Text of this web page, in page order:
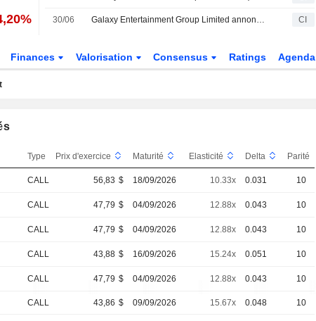
30/06 Galaxy Entertainment Group Limited annonce un changement de secrétaire général à compter du 1er juillet 2026 CI
Finances Valorisation Consensus Ratings Agenda
Type Prix d'exercice Maturité Elasticité Delta Parité
CALL 56,83 $ 18/09/2026 10.33x 0.031 10
CALL 47,79 $ 04/09/2026 12.88x 0.043 10
CALL 47,79 $ 04/09/2026 12.88x 0.043 10
CALL 43,88 $ 16/09/2026 15.24x 0.051 10
CALL 47,79 $ 04/09/2026 12.88x 0.043 10
CALL 43,86 $ 09/09/2026 15.67x 0.048 10